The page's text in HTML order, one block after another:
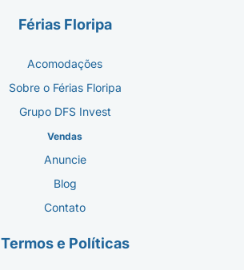
Férias Floripa
Acomodações
Sobre o Férias Floripa
Grupo DFS Invest
Vendas
Anuncie
Blog
Contato
Termos e Políticas